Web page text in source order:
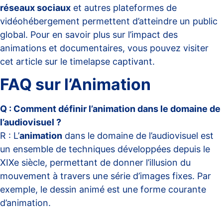
réseaux sociaux et autres plateformes de
vidéohébergement permettent d’atteindre un public
global. Pour en savoir plus sur l’impact des
animations et documentaires, vous pouvez visiter
cet article sur le timelapse captivant.
FAQ sur l’Animation
Q : Comment définir l’animation dans le domaine de
l’audiovisuel ?
R : L’animation dans le domaine de l’audiovisuel est
un ensemble de techniques développées depuis le
XIXe siècle, permettant de donner l’illusion du
mouvement à travers une série d’images fixes. Par
exemple, le dessin animé est une forme courante
d’animation.